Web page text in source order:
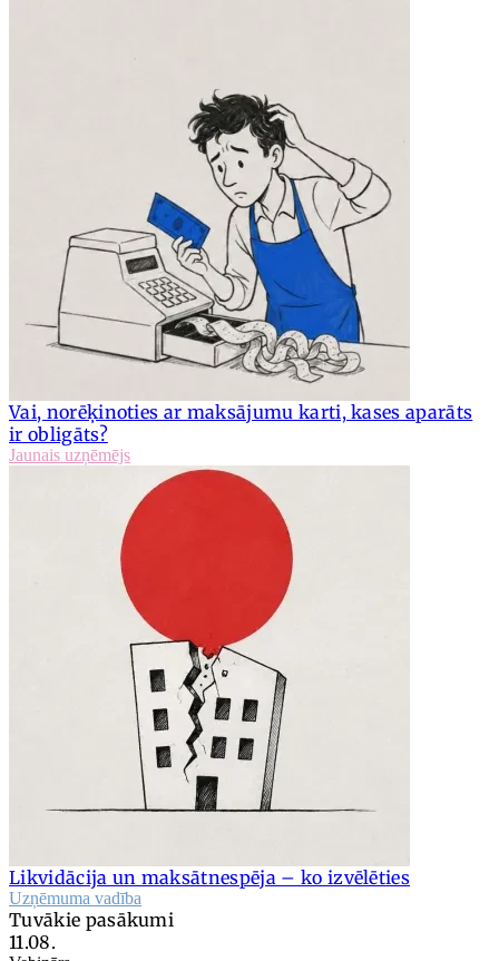
Vai, norēķinoties ar maksājumu karti, kases aparāts
ir obligāts?
Jaunais uzņēmējs
Likvidācija un maksātnespēja – ko izvēlēties
Uzņēmuma vadība
Tuvākie pasākumi
11.08.